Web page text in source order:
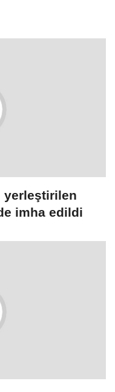
yerleştirilen
imha edildi